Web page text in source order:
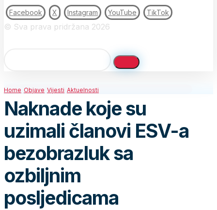
Facebook X Instagram YouTube TikTok
© Sva prava pridržana 2026
Home Objave Vijesti Aktuelnosti
Naknade koje su
uzimali članovi ESV-a
bezobrazluk sa
ozbiljnim
posljedicama